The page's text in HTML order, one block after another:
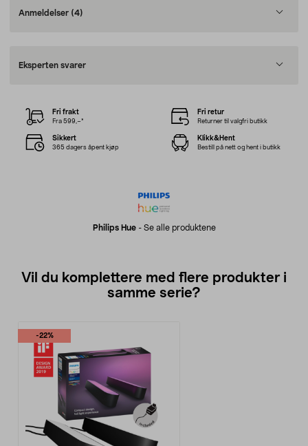
Anmeldelser (4)
Eksperten svarer
Philips Hue- Se alle produktene
Fri frakt
Fra 599,–*
Fri retur
Returner til valgfri butikk
Sikkert
365 dagers åpent kjøp
Klikk&Hent
Bestill på nett og hent i butikk
Vil du komplettere med flere produkter i
samme serie?
-22%